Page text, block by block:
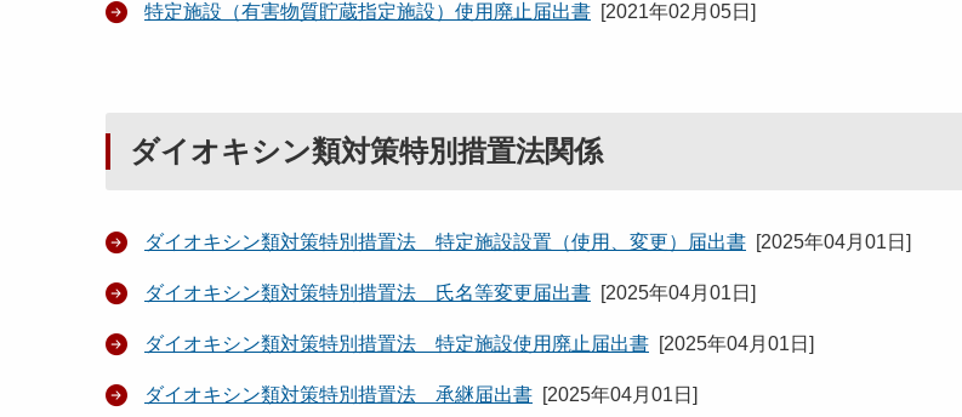
特定施設（有害物質貯蔵指定施設）使用廃止届出書 [2021年02月05日 ]
ダイオキシン類対策特別措置法関係
ダイオキシン類対策特別措置法 特定施設設置（使用、変更）届出書 [2025年04月01日 ]
ダイオキシン類対策特別措置法 氏名等変更届出書 [2025年04月01日 ]
ダイオキシン類対策特別措置法 特定施設使用廃止届出書 [2025年04月01日 ]
ダイオキシン類対策特別措置法 承継届出書 [2025年04月01日 ]